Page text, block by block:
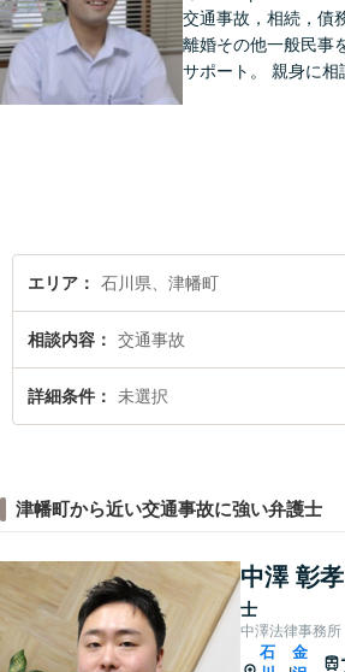
交通事故，相続，債
離婚その他一般民事
サポート。 親身に相
エリア 石川県、津幡町
相談内容 交通事故
詳細条件 未選択
津幡町から近い交通事故に強い弁護士
中澤 彰孝
士
中澤法律事務所
石
金